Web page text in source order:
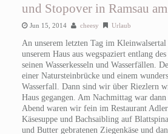
und Stopover in Ramsau
Jun 15, 2014 cheesy Urlaub
An unserem letzten Tag im
unserem Haus aus wegspaziert entlang
seinen Wasserkesseln und Wasserfällen.
einer Natursteinbrücke und einem
Wasserfall. Dann sind wir über Riezlern
Haus gegangen. Am Nachmittag war dann
Abend waren wir fein im Restaurant
Käsesuppe und Bachsaibling auf
und Butter gebratenen Ziegenkäse und